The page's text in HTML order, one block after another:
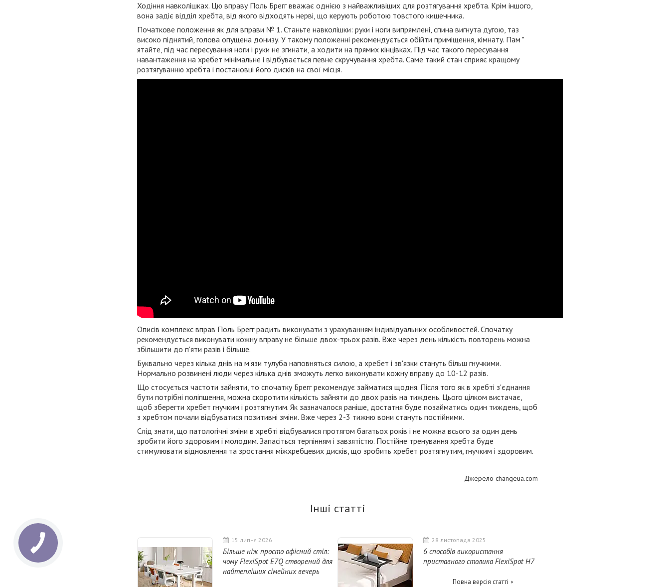
Ходіння навколішках. Цю вправу Поль Брегг вважає однією з найважливіших для розтягування хребта. Крім іншого,
вона задіє відділ хребта, від якого відходять нерві, що керують роботою товстого кишечника.
Початкове положення як для вправи № 1. Станьте навколішки: руки і ноги випрямлені, спина вигнута дугою, таз
високо піднятий, голова опущена донизу. У такому положенні рекомендується обійти приміщення, кімнату. Пам "
ятайте, під час пересування ноги і руки не згинати, а ходити на прямих кінцівках. Під час такого пересування
навантаження на хребет мінімальне і відбувається певне скручування хребта. Саме такий стан сприяє кращому
розтягуванню хребта і постановці його дисків на свої місця.
Описів комплекс вправ Поль Брегг радить виконувати з урахуванням індивідуальних особливостей. Спочатку
рекомендується виконувати кожну вправу не більше двох-трьох разів. Вже через день кількість повторень можна
збільшити до п'яти разів і більше.
Буквально через кілька днів на м'язи тулуба наповняться силою, а хребет і зв'язки стануть більш гнучкими.
Нормально розвинені люди через кілька днів зможуть легко виконувати кожну вправу до 10-12 разів.
Що стосується частоти зайняти, то спочатку Брегг рекомендує займатися щодня. Після того як в хребті з'єднання
бути потрібні поліпшення, можна скоротити кількість зайняти до двох разів на тиждень. Цього цілком вистачає,
щоб зберегти хребет гнучким і розтягнутим. Як зазначалося раніше, достатня буде позайматись один тиждень, щоб
з хребтом почали відбуватися позитивні зміни. Вже через 2-3 тижню вони стануть постійними.
Слід знати, що патологічні зміни в хребті відбувалися протягом багатьох років і не можна всього за один день
зробити його здоровим і молодим. Запасіться терпінням і завзятістю. Постійне тренування хребта буде
стимулювати відновлення та зростання міжхребцевих дисків, що зробить хребет розтягнутим, гнучким і здоровим.
Джерело changeua.com
Інші статті
15 липня 2026
Більше ніж просто офісний стіл:
чому FlexiSpot E7Q створений для
найтепліших сімейних вечерь
28 листопада 2025
6 способів використання
приставного столика FlexiSpot H7
Повна версія статті